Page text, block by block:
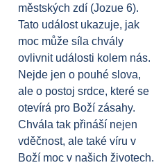
městských zdí (Jozue 6).
Tato událost ukazuje, jak
moc může síla chvály
ovlivnit události kolem nás.
Nejde jen o pouhé slova,
ale o postoj srdce, které se
otevírá pro Boží zásahy.
Chvála tak přináší nejen
vděčnost, ale také víru v
Boží moc v našich životech.